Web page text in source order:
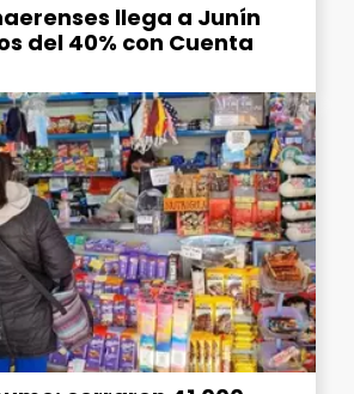
llega a Junín
del 40% con Cuenta